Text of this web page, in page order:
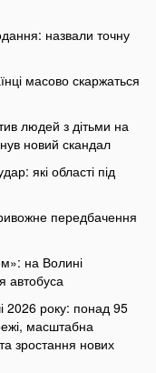
назвали точну
масово скаржаться
людей з дітьми на
новий скандал
які області під
передбачення
на Волині
автобуса
2026 року: понад 95
масштабна
зростання нових